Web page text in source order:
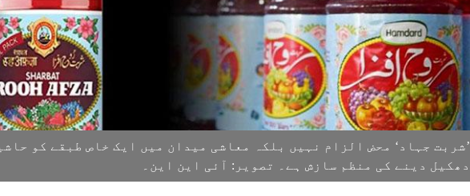
’شربت جہاد‘ محض الزام نہیں بلکہ معاشی میدان میں ایک خاص طبقے کو
دھکیل دینے کی منظم سازش ہے۔ تصویر: آئی این این۔